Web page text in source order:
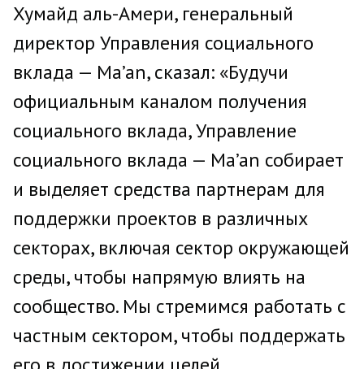
Хумайд аль-Амери, генеральный
директор Управления социального
вклада — Ma’an, сказал: «Будучи
официальным каналом получения
социального вклада, Управление
социального вклада — Ma’an собирает
и выделяет средства партнерам для
поддержки проектов в различных
секторах, включая сектор окружающей
среды, чтобы напрямую влиять на
сообщество. Мы стремимся работать с
частным сектором, чтобы поддержать